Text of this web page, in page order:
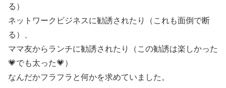
る）
ネットワークビジネスに勧誘されたり（これも面倒で断
る）、
ママ友からランチに勧誘されたり（この勧誘は楽しかった
💗でも太った💗）
なんだかフラフラと何かを求めていました。